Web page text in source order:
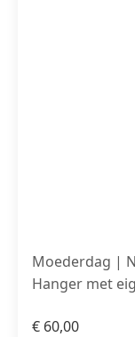
Moederdag |
Hanger met
€ 60,00